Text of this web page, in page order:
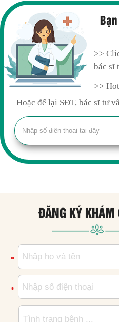
>>
bác sĩ
>>
Hoặc để lại SĐT, bác sĩ tư
ĐĂNG KÝ KHÁM
*
*